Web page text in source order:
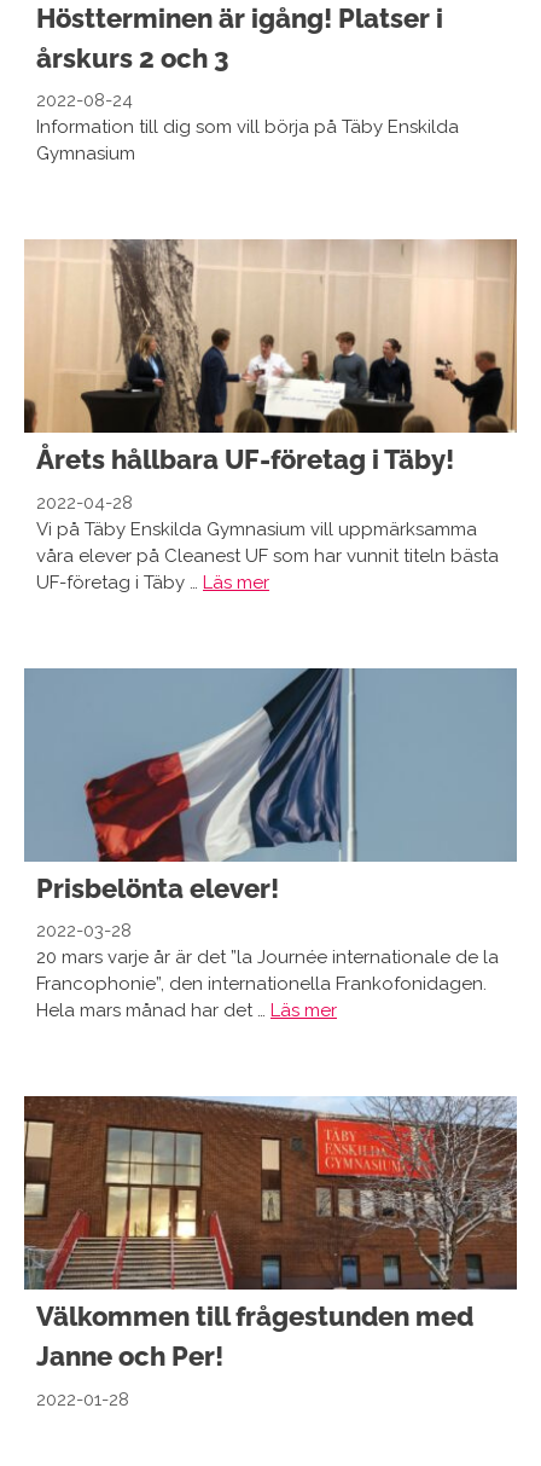
Höstterminen är igång! Platser i
årskurs 2 och 3
2022-08-24
Information till dig som vill börja på Täby Enskilda
Gymnasium
Årets hållbara UF-företag i Täby!
2022-04-28
Vi på Täby Enskilda Gymnasium vill uppmärksamma
våra elever på Cleanest UF som har vunnit titeln bästa
UF-företag i Täby … Läs mer
Prisbelönta elever!
2022-03-28
20 mars varje år är det ”la Journée internationale de la
Francophonie”, den internationella Frankofonidagen.
Hela mars månad har det … Läs mer
Välkommen till frågestunden med
Janne och Per!
2022-01-28